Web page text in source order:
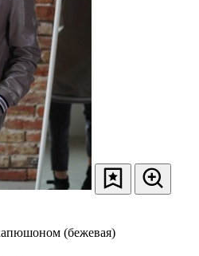
(бежевая)